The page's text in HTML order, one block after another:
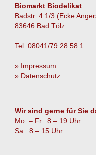
Biomarkt Biodelikat
Badstr. 4 1/3 (Ecke
83646 Bad Tölz
Tel. 08041/79 28 58 1
» Impressum
» Datenschutz
Wir sind gerne für Sie
Mo. – Fr. 8 – 19 Uhr
Sa. 8 – 15 Uhr